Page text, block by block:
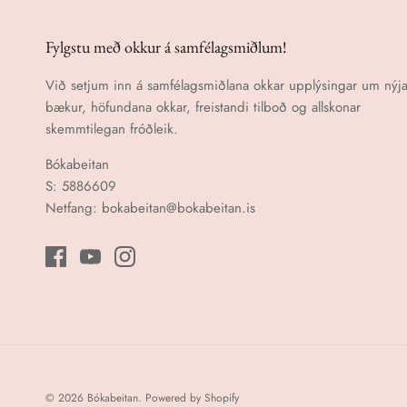
Fylgstu með okkur á samfélagsmiðlum!
Við setjum inn á samfélagsmiðlana okkar upplýsingar um
bækur, höfundana okkar, freistandi tilboð og allskonar
skemmtilegan fróðleik.
Bókabeitan
S: 5886609
Netfang: bokabeitan@bokabeitan.is
© 2026 Bókabeitan. Powered by Shopify